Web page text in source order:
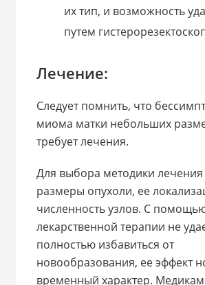
их тип, и возможность
путем
Лечение:
Следует помнить, что
миома матки небольших
требует лечения.
Для выбора методики
размеры опухоли, ее
численность узлов. С
лекарственной терапии не
полностью избавиться от
новообразования, ее эффект
временный характер.